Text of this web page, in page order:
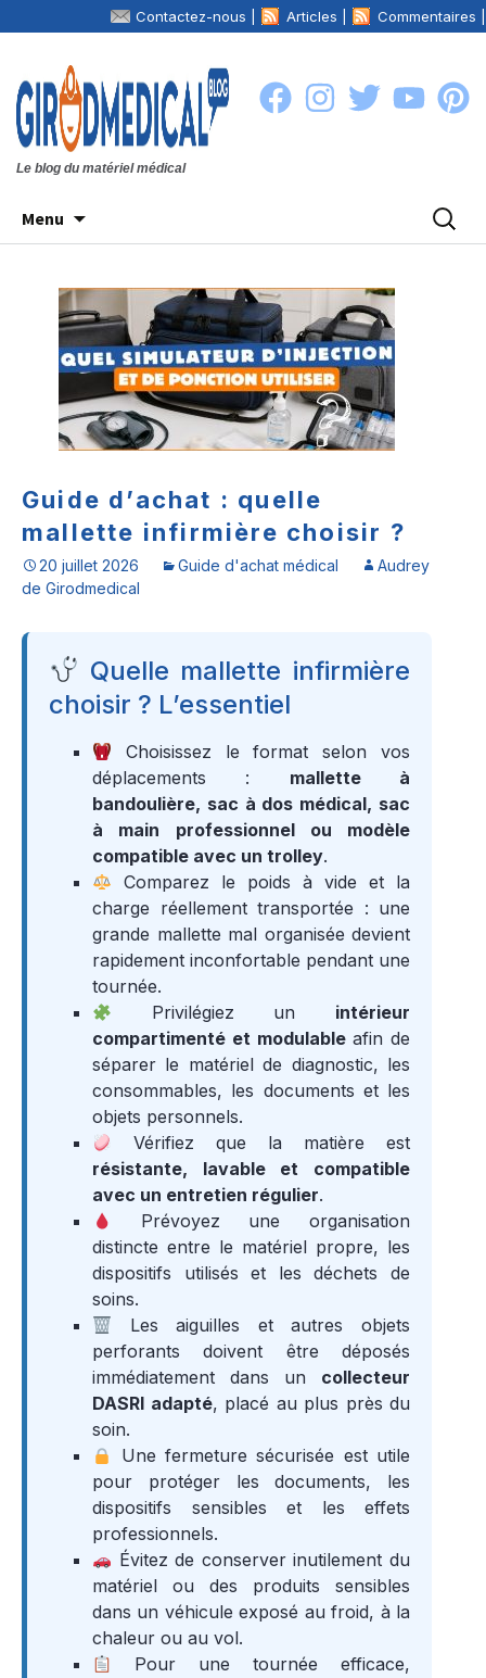
Commentaires |
Articles |
Contactez-nous |
Le blog du matériel médical
Menu
Guide d’achat : quelle
mallette infirmière choisir ?
20 juillet 2026 Guide d'achat médical
Audrey
de Girodmedical
Quelle mallette infirmière
choisir ? L’essentiel
Choisissez le format selon vos
déplacements : mallette à
bandoulière, sac à dos médical, sac
à main professionnel ou modèle
compatible avec un trolley.
Comparez le poids à vide et la
charge réellement transportée : une
grande mallette mal organisée devient
rapidement inconfortable pendant une
tournée.
Privilégiez un intérieur
compartimenté et modulableafin de
séparer le matériel de diagnostic, les
consommables, les documents et les
objets personnels.
Vérifiez que la matière est
résistante, lavable et compatible
avec un entretien régulier.
Prévoyez une organisation
distincte entre le matériel propre, les
dispositifs utilisés et les déchets de
soins.
Les aiguilles et autres objets
perforants doivent être déposés
immédiatement dans un collecteur
DASRI adapté, placé au plus près du
soin.
Une fermeture sécurisée est utile
pour protéger les documents, les
dispositifs sensibles et les effets
professionnels.
Évitez de conserver inutilement du
matériel ou des produits sensibles
dans un véhicule exposé au froid, à la
chaleur ou au vol.
Pour une tournée efficace,